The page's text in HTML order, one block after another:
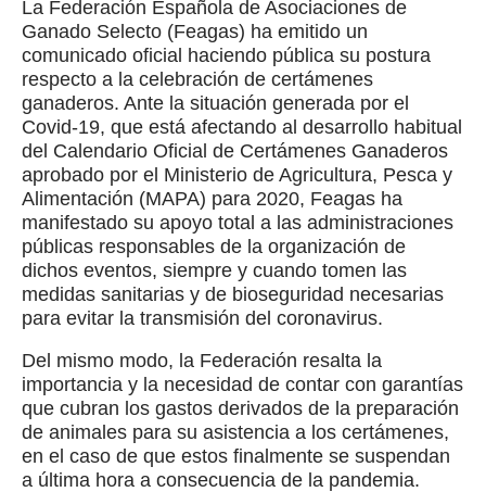
La Federación Española de Asociaciones de
Ganado Selecto (Feagas) ha emitido un
comunicado oficial haciendo pública su postura
respecto a la celebración de certámenes
ganaderos. Ante la situación generada por el
Covid-19, que está afectando al desarrollo habitual
del Calendario Oficial de Certámenes Ganaderos
aprobado por el Ministerio de Agricultura, Pesca y
Alimentación (MAPA) para 2020, Feagas ha
manifestado su apoyo total a las administraciones
públicas responsables de la organización de
dichos eventos, siempre y cuando tomen las
medidas sanitarias y de bioseguridad necesarias
para evitar la transmisión del coronavirus.
Del mismo modo, la Federación resalta la
importancia y la necesidad de contar con garantías
que cubran los gastos derivados de la preparación
de animales para su asistencia a los certámenes,
en el caso de que estos finalmente se suspendan
a última hora a consecuencia de la pandemia.